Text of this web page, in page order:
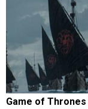
Game of Thrones